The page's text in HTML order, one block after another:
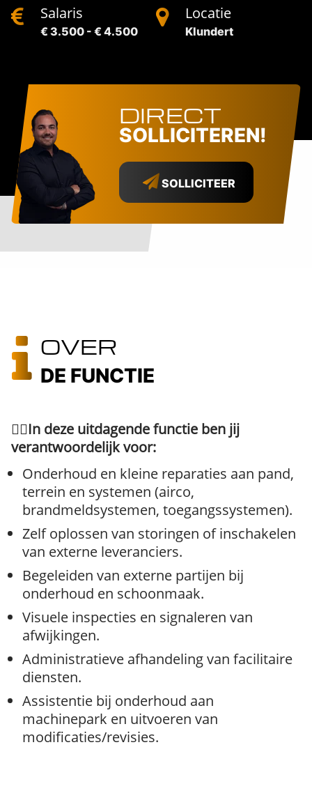
Salaris
€ 3.500 - € 4.500
Locatie
Klundert
DIRECT
SOLLICITEREN!
SOLLICITEER
OVER
DE FUNCTIE
👷‍♂️In deze uitdagende functie ben jij
verantwoordelijk voor:
Onderhoud en kleine reparaties aan pand,
terrein en systemen (airco,
brandmeldsystemen, toegangssystemen).
Zelf oplossen van storingen of inschakelen
van externe leveranciers.
Begeleiden van externe partijen bij
onderhoud en schoonmaak.
Visuele inspecties en signaleren van
afwijkingen.
Administratieve afhandeling van facilitaire
diensten.
Assistentie bij onderhoud aan
machinepark en uitvoeren van
modificaties/revisies.